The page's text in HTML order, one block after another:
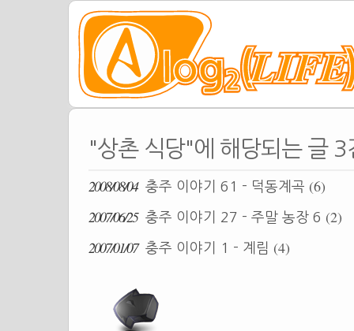
"상촌 식당"에 해당되는 글 3
2008/08/04 충주 이야기 61 - 덕동계곡 (6)
2007/06/25 충주 이야기 27 - 주말 농장 6 (2)
2007/01/07 충주 이야기 1 - 계림 (4)